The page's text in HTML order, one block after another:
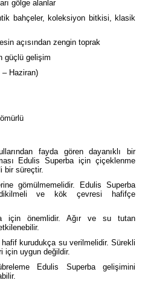
gölge alanlar
bahçeler, koleksiyon bitkisi, klasik
açısından zengin toprak
güçlü gelişim
– Haziran)
fayda gören dayanıklı bir
Edulis Superba için çiçeklenme
bir süreçtir.
gömülmemelidir. Edulis Superba
dikilmeli ve kök çevresi hafifçe
için önemlidir. Ağır ve su tutan
kurudukça su verilmelidir. Sürekli
için uygun değildir.
Edulis Superba gelişimini